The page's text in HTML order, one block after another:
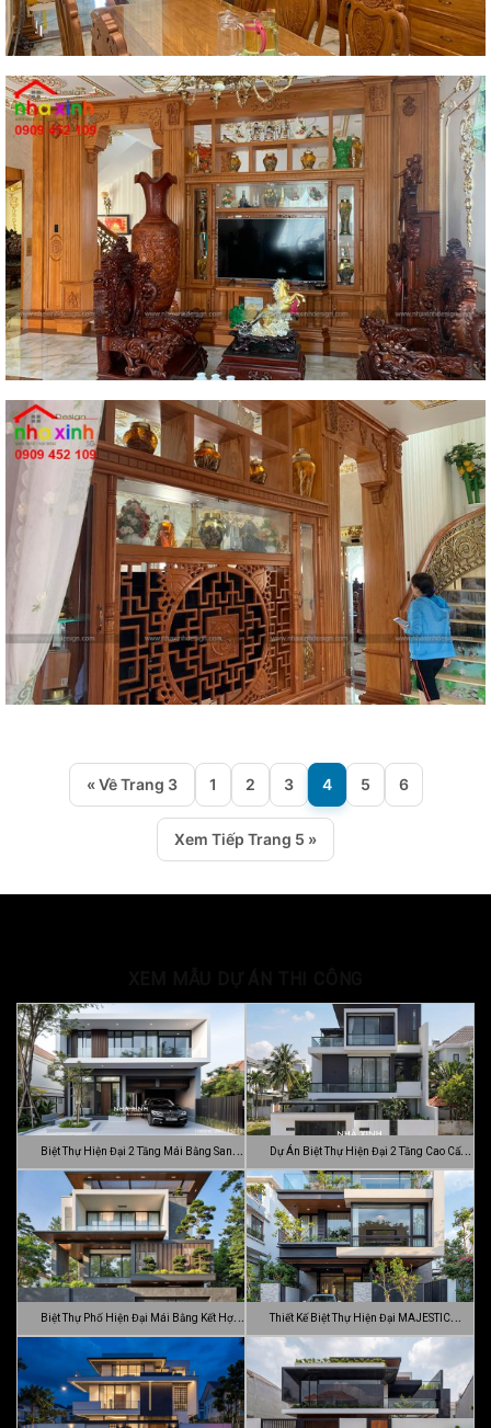
« Về Trang 3 1 2 3 4 5 6
Xem Tiếp Trang 5 »
Biệt Thự Hiện Đại 2 Tầng Mái Bằng Sang Dự Án Biệt Thự Hiện Đại 2 Tầng Cao Cấp
Đ…
Biệt Thự Phố Hiện Đại Mái Bằng Kết Hợp Thiết Kế Biệt Thự Hiện Đại MAJESTIC
MODE…